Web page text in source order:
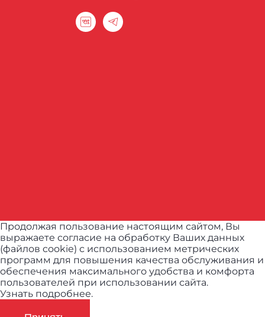
Продолжая пользование настоящим сайтом, Вы
выражаете согласие на обработку Ваших данных
(файлов cookie) с использованием метрических
программ для повышения качества обслуживания и
обеспечения максимального удобства и комфорта
пользователей при использовании сайта.
Узнать подробнее.